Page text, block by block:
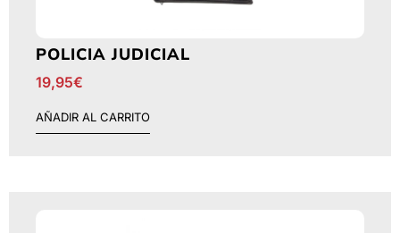
POLICIA JUDICIAL
19,95€
AÑADIR AL CARRITO